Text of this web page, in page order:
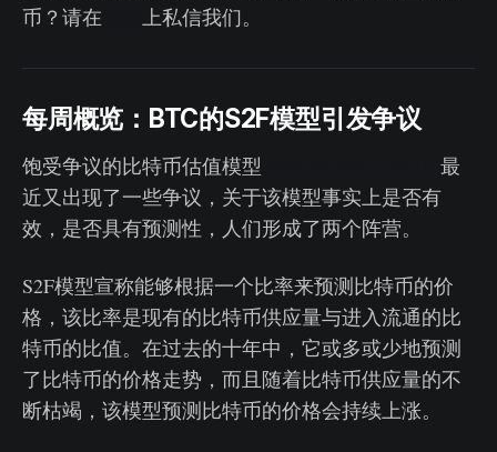
币？请在
上私信我们。
每周概览：BTC的S2F模型引发争议
饱受争议的比特币估值模型
最
近又出现了一些争议，关于该模型事实上是否有
效，是否具有预测性，人们形成了两个阵营。
S2F模型宣称能够根据一个比率来预测比特币的价
格，该比率是现有的比特币供应量与进入流通的比
特币的比值。在过去的十年中，它或多或少地预测
了比特币的价格走势，而且随着比特币供应量的不
断枯竭，该模型预测比特币的价格会持续上涨。